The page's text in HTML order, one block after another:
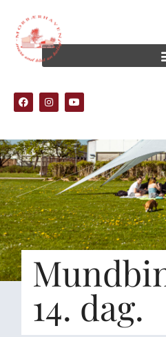
14. dag.